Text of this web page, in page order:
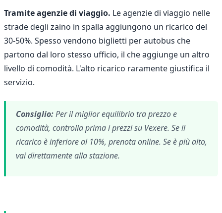
Tramite agenzie di viaggio. Le agenzie di viaggio nelle
strade degli zaino in spalla aggiungono un ricarico del
30-50%. Spesso vendono biglietti per autobus che
partono dal loro stesso ufficio, il che aggiunge un altro
livello di comodità. L'alto ricarico raramente giustifica il
servizio.
Consiglio:Per il miglior equilibrio tra prezzo e
comodità, controlla prima i prezzi su Vexere. Se il
ricarico è inferiore al 10%, prenota online. Se è più alto,
vai direttamente alla stazione.